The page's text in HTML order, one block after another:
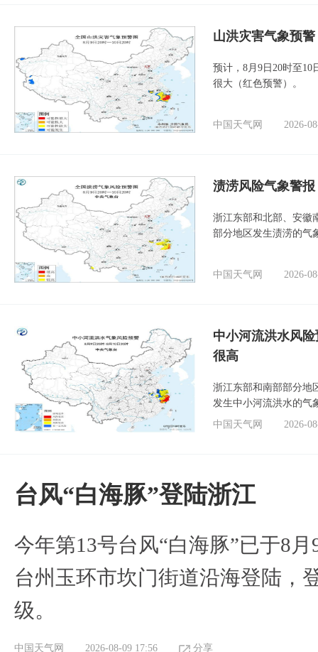
山洪灾害气象预
预计，8月9日20时至
很大（红色预警）。
中国天气网 2026-
渍涝风险气象警
浙江东部和北部、安徽
部分地区发生渍涝的气
中国天气网 2026-
中小河流洪水风
很高
浙江东部和南部部分地
发生中小河流洪水的气
中国天气网
2026-
台风“白海豚”登陆浙江
今年第13号台风“白海豚”已于8
台州玉环市坎门街道沿海登陆，
级。
中国天气网 2026-08-09 17:56 分享